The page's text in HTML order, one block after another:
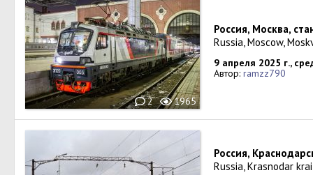
2 1965
Россия, Москва,
Russia, Moscow,
9 апреля 2025 г.,
Автор: ramzz790
Россия,
Russia, Krasnodar